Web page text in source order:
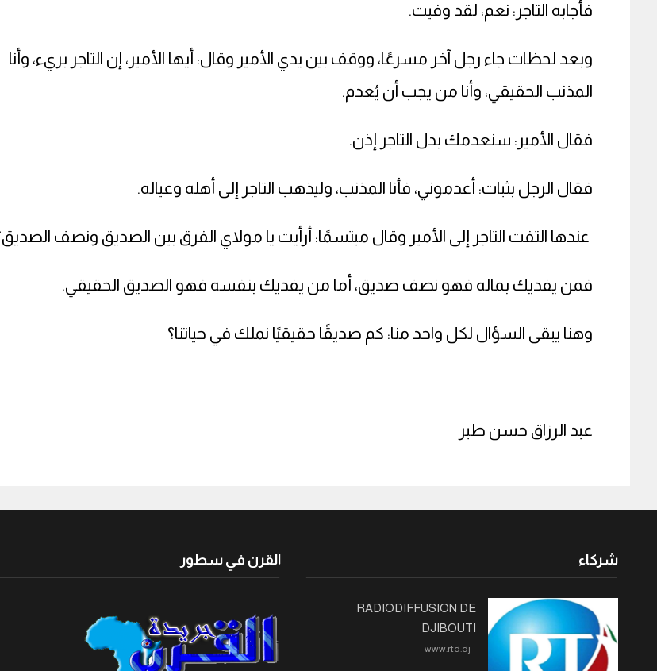
فأجابه التاجر: نعم، لقد وفيت.
وبعد لحظات جاء رجل آخر مسرعًا، ووقف بين يدي الأمير وقال: أيها الأمير، إن التاجر بريء، وأنا
المذنب الحقيقي، وأنا من يجب أن يُعدم.
فقال الأمير: سنعدمك بدل التاجر إذن.
فقال الرجل بثبات: أعدموني، فأنا المذنب، وليذهب التاجر إلى أهله وعياله.
عندها التفت التاجر إلى الأمير وقال مبتسمًا: أرأيت يا مولاي الفرق بين الصديق ونصف
فمن يفديك بماله فهو نصف صديق، أما من يفديك بنفسه فهو الصديق الحقيقي.
وهنا يبقى السؤال لكل واحد منا: كم صديقًا حقيقيًا نملك في حياتنا؟
عبد الرزاق حسن طبر
القرن في سطور شركاء
RADIODIFFUSION DE
DJIBOUTI